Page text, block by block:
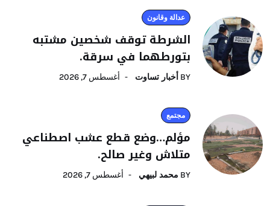
عدالة وقانون
الشرطة توقف شخصين مشتبه
بتورطهما في سرقة.
BY أخبار تساوت أغسطس 7, 2026
مجتمع
مؤلم…وضع قطع عشب اصطناعي
متلاش وغير صالح.
BY محمد لبيهي أغسطس 7, 2026